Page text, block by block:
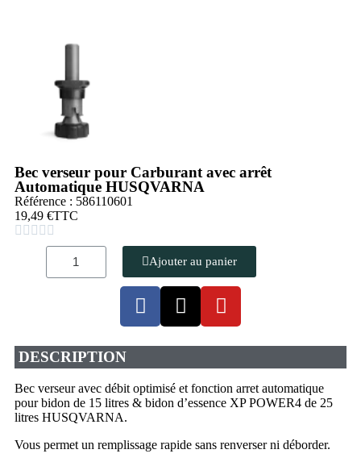
Bec verseur pour Carburant avec arrêt
Automatique HUSQVARNA
Référence : 586110601
19,49 €TTC
    
Ajouter au panier
DESCRIPTION
Bec verseur avec débit optimisé et fonction arret automatique
pour bidon de 15 litres & bidon d’essence XP POWER4 de 25
litres HUSQVARNA.
Vous permet un remplissage rapide sans renverser ni déborder.